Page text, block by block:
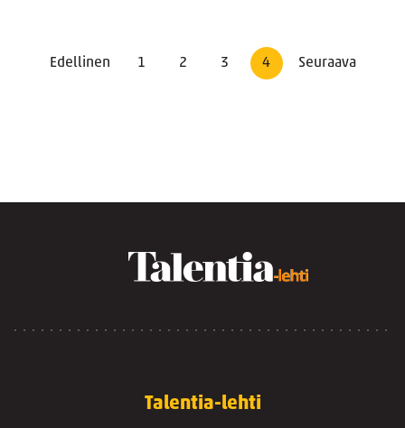
Edellinen 1 2 3 4 Seuraava
Talentia-lehti